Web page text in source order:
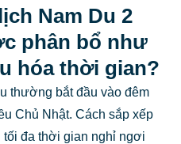
Nam Du 2
phân bổ như
hóa thời gian?
thường bắt đầu vào đêm
Chủ Nhật. Cách sắp xếp
tối đa thời gian nghỉ ngơi